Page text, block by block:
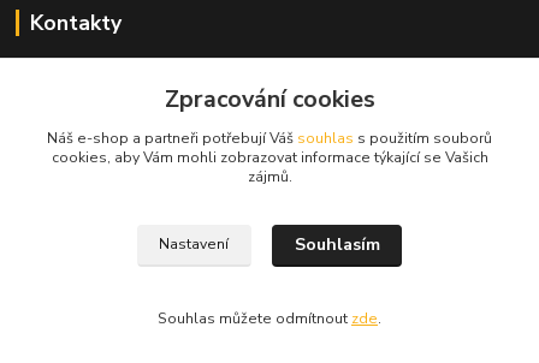
Kontakty
+420 724 134 431
prodej@alprim.cz
Zpracování cookies
Náš e-shop a partneři potřebují Váš souhlas s použitím souborů
cookies, aby Vám mohli zobrazovat informace týkající se Vašich
zájmů.
Nastavení Souhlasím
Souhlas můžete odmítnout zde.